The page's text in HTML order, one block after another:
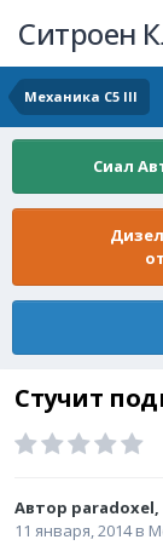
Ситроен
Механика C5 III
Сиал
Стучит
Автор paradoxel,
11 января, 2014в